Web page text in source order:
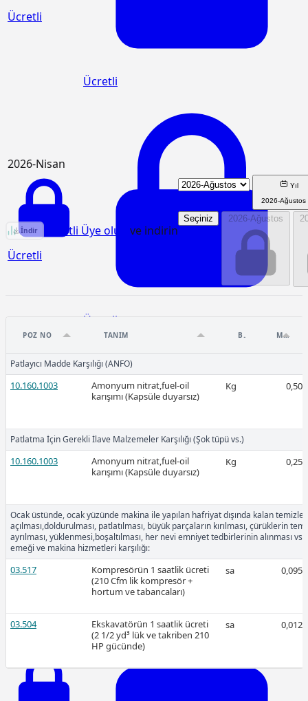
Ücretli
Ücretli
2026-Nisan
Ücretli
Ücretli
Ücretli
KGM/08.106/K Birim Fiyat Analizi
İndir Ücretli Üye olun ve indirin
Yıl
2026-Ağustos
Seçiniz 2026-Ağustos
POZ NO TANIM BIRIM MIKTAR
Patlayıcı Madde Karşılığı (ANFO)
10.160.1003
Amonyum nitrat,fuel-oil
karışımı (Kapsüle duyarsız)
Kg 0,50
Patlatma İçin Gerekli İlave Malzemeler Karşılığı (Şok tüpü vs.)
10.160.1003
Amonyum nitrat,fuel-oil
karışımı (Kapsüle duyarsız)
Kg 0,25
Ocak üstünde, ocak yüzünde makina ile yapılan hafriyat dışında kalan
açılması,doldurulması, patlatılması, büyük parçaların kırılması, çürüklerin
ayrılması, yüklenmesi,boşaltılması, her nevi emniyet tedbirlerinin alınması
emeği ve makina hizmetleri karşılığı:
03.517
Kompresörün 1 saatlik ücreti
(210 Cfm lik kompresör +
hortum ve tabancaları)
sa 0,095
03.504
Ekskavatörün 1 saatlik ücreti
(2 1/2 yd³ lük ve takriben 210
HP gücünde)
sa 0,012